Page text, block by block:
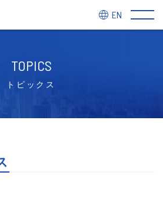
EN
TOPICS
トピックス